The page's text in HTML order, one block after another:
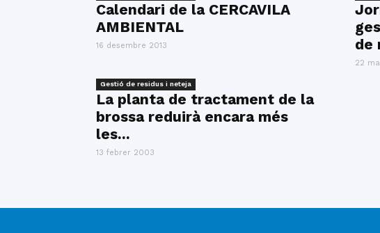
Calendari de la CERCAVILA
AMBIENTAL
16 desembre 2013
de
22
Gestió de residus i neteja
La planta de tractament de la
brossa reduirà encara més
les...
13 febrer 2003